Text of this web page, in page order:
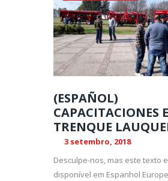
(ESPAÑOL)
CAPACITACIONES
TRENQUE
3 setembro, 2018
Desculpe-nos, mas este texto
disponível em Espanhol